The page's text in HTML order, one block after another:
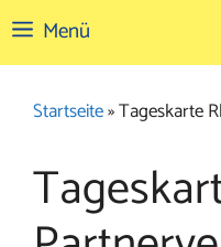
Menü
Startseite»Tageskarte